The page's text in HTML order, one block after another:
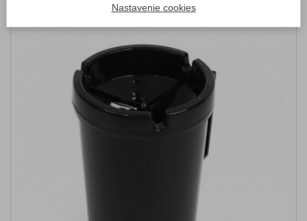
Nastavenie cookies